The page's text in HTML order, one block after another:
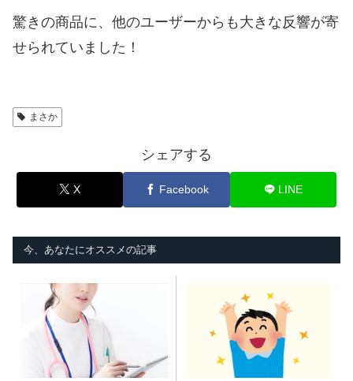
驚きの商品に、他のユーザーからも大きな反響が寄
せられていました！
まさか
シェアする
X Facebook LINE
今、あなたにオススメの記事